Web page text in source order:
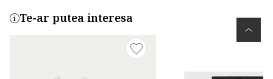
Te-ar putea interesa